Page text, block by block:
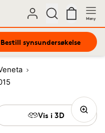
Meny
Bestill synsundersøkelse
Vis i 3D